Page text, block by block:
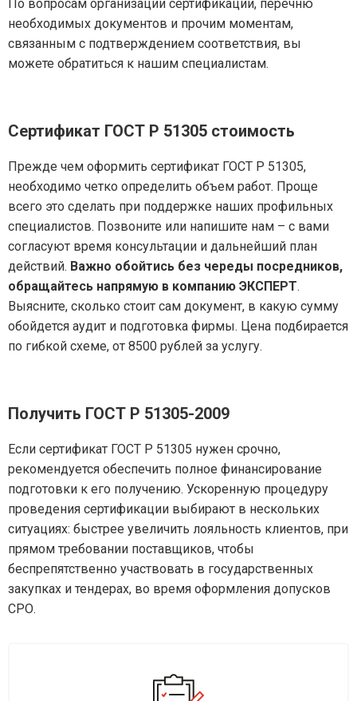
По вопросам организации сертификации, перечню
необходимых документов и прочим моментам,
связанным с подтверждением соответствия, вы
можете обратиться к нашим специалистам.
Сертификат ГОСТ Р 51305 стоимость
Прежде чем оформить сертификат ГОСТ Р 51305,
необходимо четко определить объем работ. Проще
всего это сделать при поддержке наших профильных
специалистов. Позвоните или напишите нам – с вами
согласуют время консультации и дальнейший план
действий. Важно обойтись без череды посредников,
обращайтесь напрямую в компанию ЭКСПЕРТ.
Выясните, сколько стоит сам документ, в какую сумму
обойдется аудит и подготовка фирмы. Цена подбирается
по гибкой схеме, от 8500 рублей за услугу.
Получить ГОСТ Р 51305-2009
Если сертификат ГОСТ Р 51305 нужен срочно,
рекомендуется обеспечить полное финансирование
подготовки к его получению. Ускоренную процедуру
проведения сертификации выбирают в нескольких
ситуациях: быстрее увеличить лояльность клиентов, при
прямом требовании поставщиков, чтобы
беспрепятственно участвовать в государственных
закупках и тендерах, во время оформления допусков
СРО.